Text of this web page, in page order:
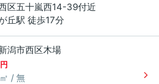
区五十嵐西14-39付近
丘駅 徒歩17分
潟市西区木場
/ 無